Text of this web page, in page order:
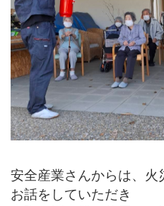
安全産業さんからは、
お話をしていただき